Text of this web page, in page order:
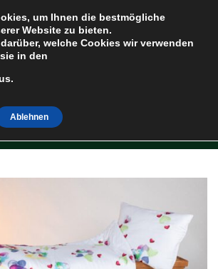
um Ihnen die bestmögliche
Website zu bieten.
welche Cookies wir verwenden
in den
Ablehnen